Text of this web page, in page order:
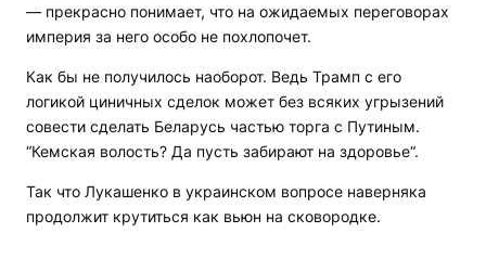
— прекрасно понимает, что на ожидаемых переговорах
империя за него особо не похлопочет.
Как бы не получилось наоборот. Ведь Трамп с его
логикой циничных сделок может без всяких угрызений
совести сделать Беларусь частью торга с Путиным.
“Кемская волость? Да пусть забирают на здоровье“.
Так что Лукашенко в украинском вопросе наверняка
продолжит крутиться как вьюн на сковородке.